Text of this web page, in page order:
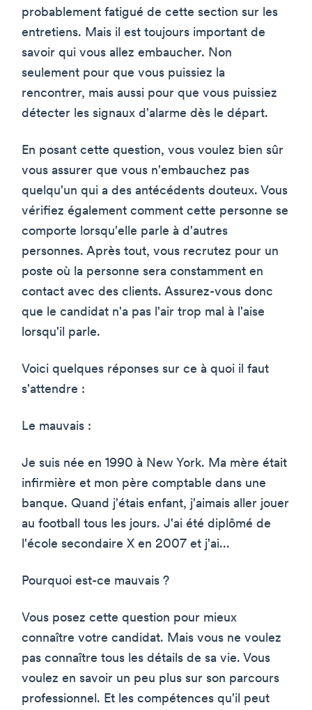
probablement fatigué de cette section sur les
entretiens. Mais il est toujours important de
savoir qui vous allez embaucher. Non
seulement pour que vous puissiez la
rencontrer, mais aussi pour que vous puissiez
détecter les signaux d'alarme dès le départ.
En posant cette question, vous voulez bien sûr
vous assurer que vous n'embauchez pas
quelqu'un qui a des antécédents douteux. Vous
vérifiez également comment cette personne se
comporte lorsqu'elle parle à d'autres
personnes. Après tout, vous recrutez pour un
poste où la personne sera constamment en
contact avec des clients. Assurez-vous donc
que le candidat n'a pas l'air trop mal à l'aise
lorsqu'il parle.
Voici quelques réponses sur ce à quoi il faut
s'attendre :
Le mauvais :
Je suis née en 1990 à New York. Ma mère était
infirmière et mon père comptable dans une
banque. Quand j'étais enfant, j'aimais aller jouer
au football tous les jours. J'ai été diplômé de
l'école secondaire X en 2007 et j'ai...
Pourquoi est-ce mauvais ?
Vous posez cette question pour mieux
connaître votre candidat. Mais vous ne voulez
pas connaître tous les détails de sa vie. Vous
voulez en savoir un peu plus sur son parcours
professionnel. Et les compétences qu'il peut